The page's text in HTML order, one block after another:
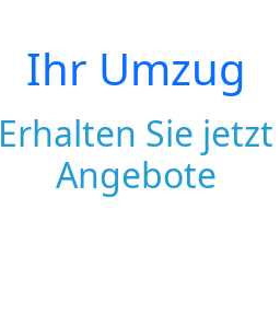
Ihr Umzug
Erhalten Sie jetzt
Angebote